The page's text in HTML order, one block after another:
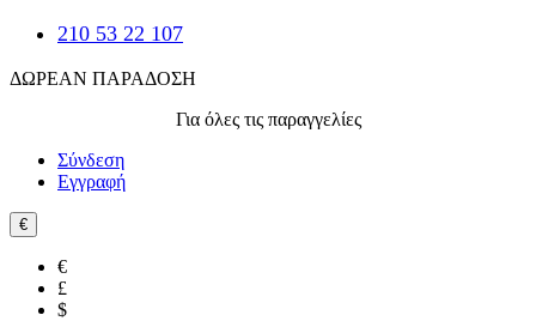
210 53 22 107
ΔΩΡΕΑΝ ΠΑΡΑΔΟΣΗ
Για όλες τις παραγγελίες
Σύνδεση
Εγγραφή
€
€
£
$